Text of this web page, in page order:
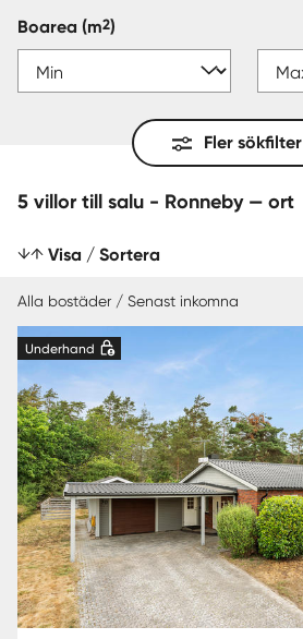
Boarea (m2)
Fler sökfilter
5 villor till salu - Ronneby — ort
Visa / Sortera
Alla bostäder / Senast inkomna
Underhand